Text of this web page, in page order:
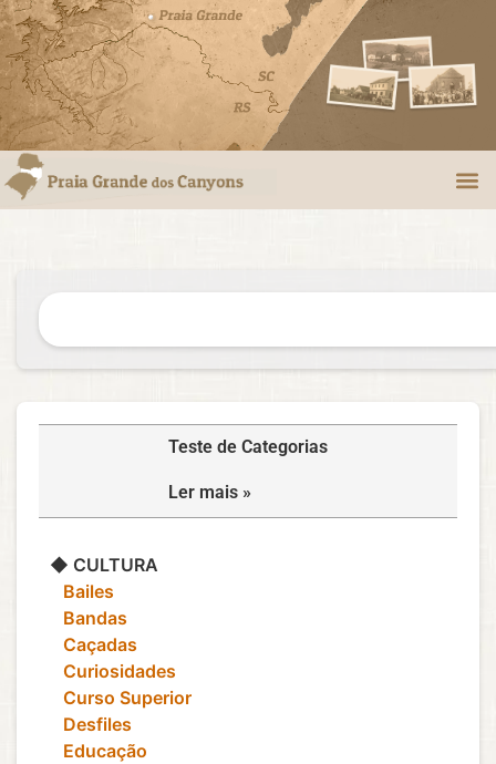
Teste de Categorias
Ler mais »
◆ CULTURA
‎ ‎ ‎ Bailes
‎ ‎ ‎ Bandas
‎ ‎ ‎ Caçadas
‎ ‎ ‎ Curiosidades
‎ ‎ ‎ Curso Superior
‎ ‎ ‎ Desfiles
‎ ‎ ‎ Educação